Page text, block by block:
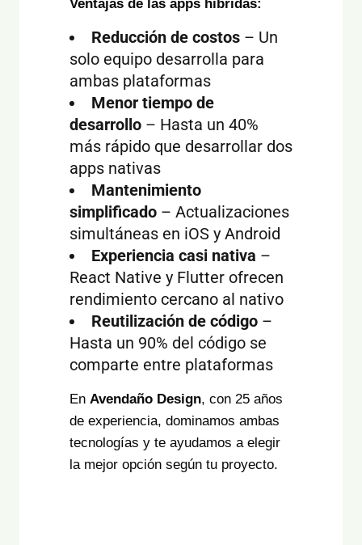
Ventajas de las apps híbridas:
Reducción de costos – Un
solo equipo desarrolla para
ambas plataformas
Menor tiempo de
desarrollo – Hasta un 40%
más rápido que desarrollar dos
apps nativas
Mantenimiento
simplificado – Actualizaciones
simultáneas en iOS y Android
Experiencia casi nativa –
React Native y Flutter ofrecen
rendimiento cercano al nativo
Reutilización de código –
Hasta un 90% del código se
comparte entre plataformas
En Avendaño Design, con 25 años
de experiencia, dominamos ambas
tecnologías y te ayudamos a elegir
la mejor opción según tu proyecto.